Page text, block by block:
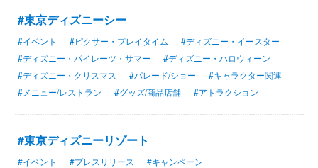
#東京ディズニーシー
#イベント #ピクサー・プレイタイム
#ディズニー・イースター
#ディズニー・パイレーツ・サマー
#ディズニー・ハロウィーン
#ディズニー・クリスマス
#パレード/ショー
#キャラクター関連
#メニュー/レストラン
#グッズ/商品店舗 #アトラクション
#東京ディズニーリゾート
#イベント #プレスリリース
#キャンペーン